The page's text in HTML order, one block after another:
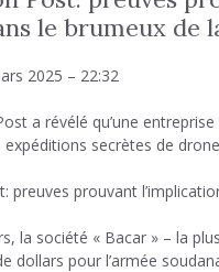
le brumeux de
2025 – 22:32
a révélé qu’une
secrètes de
preuves prouvant
la société « Bacar » – la
dollars pour l’armée